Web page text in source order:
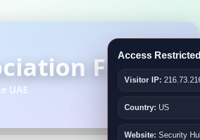
Access Restricted
Visitor IP:
Country: US
Website: Security
Fujairah
UAE